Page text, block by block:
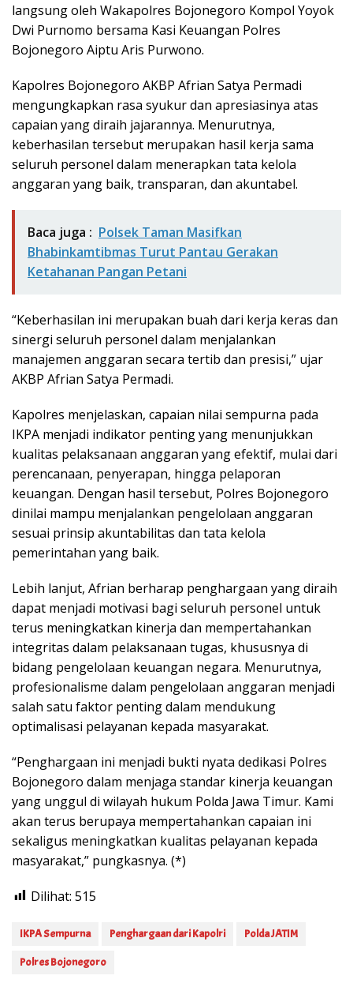
langsung oleh Wakapolres Bojonegoro Kompol Yoyok
Dwi Purnomo bersama Kasi Keuangan Polres
Bojonegoro Aiptu Aris Purwono.
Kapolres Bojonegoro AKBP Afrian Satya Permadi
mengungkapkan rasa syukur dan apresiasinya atas
capaian yang diraih jajarannya. Menurutnya,
keberhasilan tersebut merupakan hasil kerja sama
seluruh personel dalam menerapkan tata kelola
anggaran yang baik, transparan, dan akuntabel.
Baca juga : Polsek Taman Masifkan
Bhabinkamtibmas Turut Pantau Gerakan
Ketahanan Pangan Petani
“Keberhasilan ini merupakan buah dari kerja keras dan
sinergi seluruh personel dalam menjalankan
manajemen anggaran secara tertib dan presisi,” ujar
AKBP Afrian Satya Permadi.
Kapolres menjelaskan, capaian nilai sempurna pada
IKPA menjadi indikator penting yang menunjukkan
kualitas pelaksanaan anggaran yang efektif, mulai dari
perencanaan, penyerapan, hingga pelaporan
keuangan. Dengan hasil tersebut, Polres Bojonegoro
dinilai mampu menjalankan pengelolaan anggaran
sesuai prinsip akuntabilitas dan tata kelola
pemerintahan yang baik.
Lebih lanjut, Afrian berharap penghargaan yang diraih
dapat menjadi motivasi bagi seluruh personel untuk
terus meningkatkan kinerja dan mempertahankan
integritas dalam pelaksanaan tugas, khususnya di
bidang pengelolaan keuangan negara. Menurutnya,
profesionalisme dalam pengelolaan anggaran menjadi
salah satu faktor penting dalam mendukung
optimalisasi pelayanan kepada masyarakat.
“Penghargaan ini menjadi bukti nyata dedikasi Polres
Bojonegoro dalam menjaga standar kinerja keuangan
yang unggul di wilayah hukum Polda Jawa Timur. Kami
akan terus berupaya mempertahankan capaian ini
sekaligus meningkatkan kualitas pelayanan kepada
masyarakat,” pungkasnya. (*)
Dilihat: 515
IKPA Sempurna Penghargaan dari Kapolri Polda JATIM
Polres Bojonegoro